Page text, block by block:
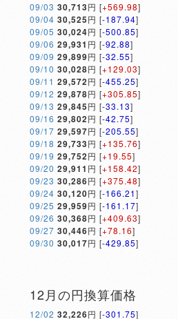
09/03 30,713円 [+569.98]
09/04 30,525円 [-187.94]
09/05 30,024円 [-500.85]
09/06 29,931 円 [-92.88]
09/09 29,899円 [-32.55]
09/10 30,028円 [+129.03]
09/11 29,572円 [-455.25]
09/12 29,878円 [+305.85]
09/13 29,845円 [-33.13]
09/16 29,802円 [-42.75]
09/17 29,597円 [-205.55]
09/18 29,733円 [+135.76]
09/19 29,752円 [+19.55]
09/20 29,911 円 [+158.42]
09/23 30,286円 [+375.48]
09/24 30,120円 [-166.21]
09/25 29,959円 [-161.17]
09/26 30,368円 [+409.63]
09/27 30,446円 [+78.16]
09/30 30,017円 [-429.85]
12月の円換算価格
12/02 32,226円 [-301.75]